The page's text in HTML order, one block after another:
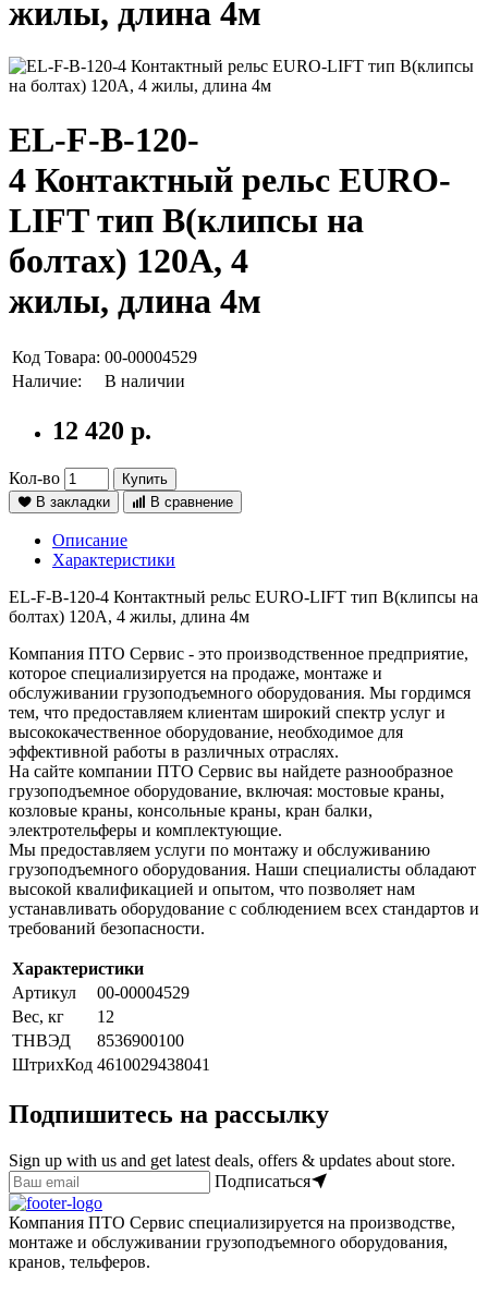
жилы, длина 4м
EL-F-B-120-
4 Контактный рельс EURO-
LIFT тип В(клипсы на
болтах) 120А, 4
жилы, длина 4м
Код Товара: 00-00004529
Наличие:
В наличии
12 420 р.
Кол-во
Купить
В закладки
В сравнение
Описание
Характеристики
EL-F-B-120-4 Контактный рельс EURO-LIFT тип В(клипсы на
болтах) 120А, 4 жилы, длина 4м
Компания ПТО Сервис - это производственное предприятие,
которое специализируется на продаже, монтаже и
обслуживании грузоподъемного оборудования. Мы гордимся
тем, что предоставляем клиентам широкий спектр услуг и
высококачественное оборудование, необходимое для
эффективной работы в различных отраслях.
На сайте компании ПТО Сервис вы найдете разнообразное
грузоподъемное оборудование, включая: мостовые краны,
козловые краны, консольные краны, кран балки,
электротельферы и комплектующие.
Мы предоставляем услуги по монтажу и обслуживанию
грузоподъемного оборудования. Наши специалисты обладают
высокой квалификацией и опытом, что позволяет нам
устанавливать оборудование с соблюдением всех стандартов и
требований безопасности.
Характеристики
Артикул
00-00004529
Вес, кг
12
ТНВЭД
8536900100
ШтрихКод 4610029438041
Подпишитесь на рассылку
Sign up with us and get latest deals, offers & updates about store.
Подписаться
Компания ПТО Сервис специализируется на производстве,
монтаже и обслуживании грузоподъемного оборудования,
кранов, тельферов.